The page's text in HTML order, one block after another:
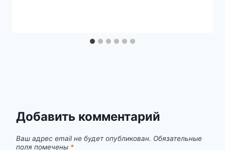
Добавить комментарий
Ваш адрес email не будет опубликован. Обязательные
поля помечены *